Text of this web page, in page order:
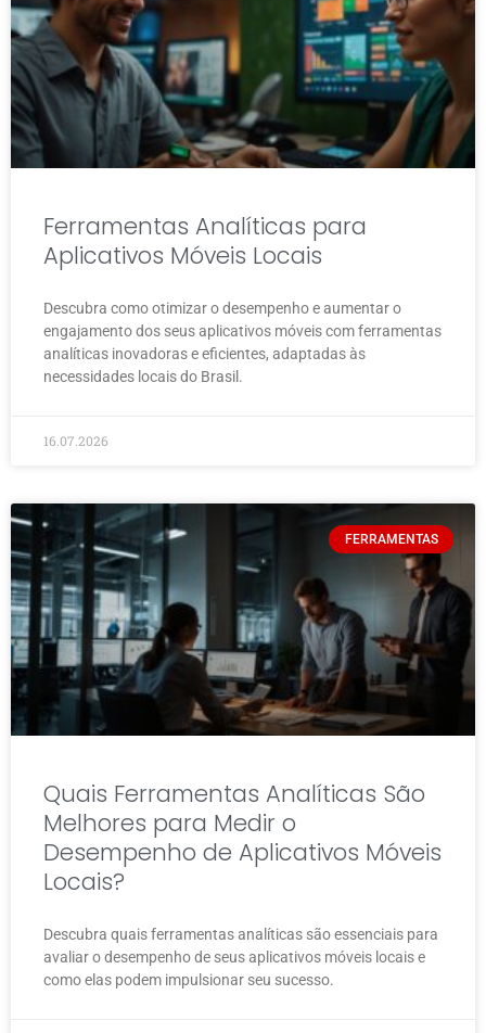
Ferramentas Analíticas para
Aplicativos Móveis Locais
Descubra como otimizar o desempenho e aumentar o
engajamento dos seus aplicativos móveis com ferramentas
analíticas inovadoras e eficientes, adaptadas às
necessidades locais do Brasil.
16.07.2026
FERRAMENTAS
Quais Ferramentas Analíticas São
Melhores para Medir o
Desempenho de Aplicativos Móveis
Locais?
Descubra quais ferramentas analíticas são essenciais para
avaliar o desempenho de seus aplicativos móveis locais e
como elas podem impulsionar seu sucesso.